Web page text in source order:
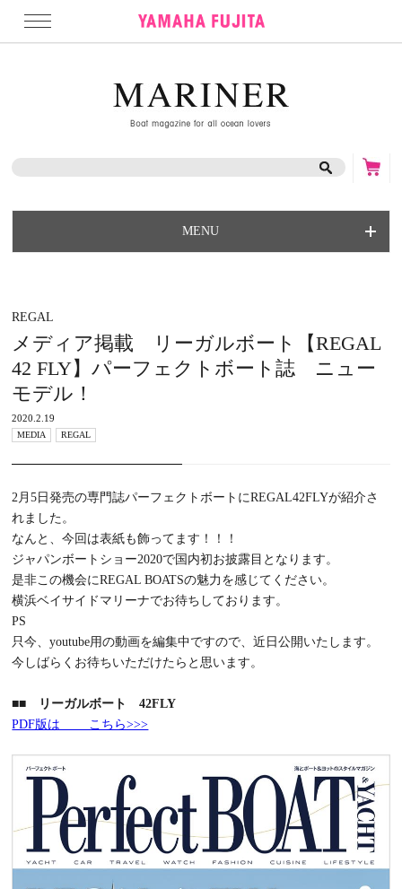
MENU
REGAL
メディア掲載 リーガルボート【REGAL
42 FLY】パーフェクトボート誌 ニュー
モデル！
2020.2.19
MEDIA REGAL
2月5日発売の専門誌パーフェクトボートにREGAL42FLYが紹介さ
れました。
なんと、今回は表紙も飾ってます！！！
ジャパンボートショー2020で国内初お披露目となります。
是非この機会にREGAL BOATSの魅力を感じてください。
横浜ベイサイドマリーナでお待ちしております。
PS
只今、youtube用の動画を編集中ですので、近日公開いたします。
今しばらくお待ちいただけたらと思います。
■■
リーガルボート 42FLY
PDF版は こちら>>>